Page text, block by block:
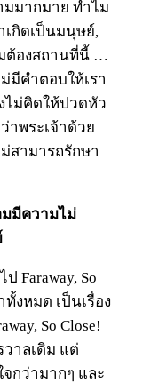
มมากมาย ทำไม
เกิดเป็นมนุษย์,
ต้องสถานที่นี้ …
มีคำตอบให้เรา
ม่คิดให้ปวดหัว
าพระเจ้าด้วย
สามารถรักษา
มมีความไม่
Faraway, So
งหมด เป็นเรื่อง
So Close!
วาลเดิม แต่
กว่ามากๆ และ